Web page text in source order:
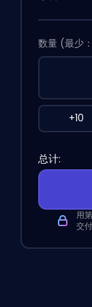
数量 (最少
+10
总计:
用
交